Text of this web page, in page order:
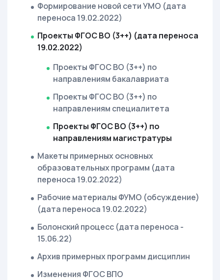
Формирование новой сети УМО (дата
переноса 19.02.2022)
Проекты ФГОС ВО (3++) (дата переноса
19.02.2022)
Проекты ФГОС ВО (3++) по
направлениям бакалавриата
Проекты ФГОС ВО (3++) по
направлениям специалитета
Проекты ФГОС ВО (3++) по
направлениям магистратуры
Макеты примерных основных
образовательных программ (дата
переноса 19.02.2022)
Рабочие материалы ФУМО (обсуждение)
(дата переноса 19.02.2022)
Болонский процесс (дата переноса -
15.06.22)
Архив примерных программ дисциплин
Изменения ФГОС ВПО